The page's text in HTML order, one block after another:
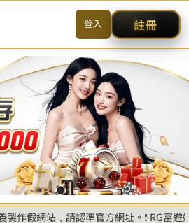
简体 聯絡我們 網站地圖